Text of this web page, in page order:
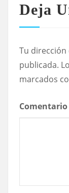
Deja
Tu
publicada.
marcados
Comentario